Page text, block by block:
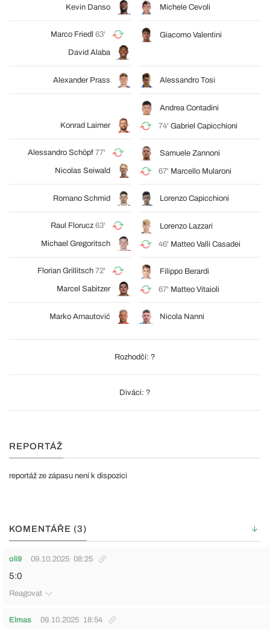
Kevin Danso Michele Cevoli
Marco Friedl 63'
David Alaba
Giacomo Valentini
Alexander Prass Alessandro Tosi
Konrad Laimer
Andrea Contadini
74' Gabriel Capicchioni
Alessandro Schöpf 77'
Nicolas Seiwald
Samuele Zannoni
67' Marcello Mularoni
Romano Schmid Lorenzo Capicchioni
Raul Florucz 63'
Michael Gregoritsch
Lorenzo Lazzari
46' Matteo Valli Casadei
Florian Grillitsch 72'
Marcel Sabitzer
Filippo Berardi
67' Matteo Vitaioli
Marko Arnautović Nicola Nanni
Rozhodčí: ?
Diváci: ?
REPORTÁŽ
reportáž ze zápasu není k dispozici
KOMENTÁŘE (3)
oli9 09.10.2025 08:25
5:0
Reagovat
Elmas 09.10.2025 18:54